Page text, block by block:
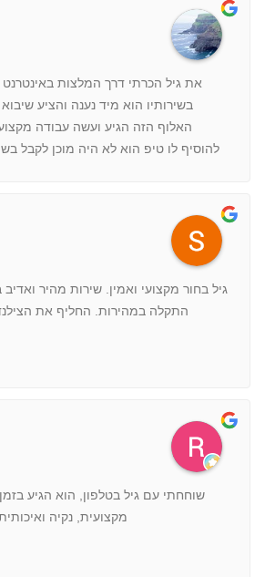
את גיל הכרתי דרך המלצות
בשירותיו הוא מיד נענה והציע
האלוף הזה הגיע ועשה עבודה
להוסיף לו טיפ הוא לא היה מוכן לקבל
שהתלבט עד עכשיו את מי
להתלבט רק את גיל המנעולן ואני
גיל בחור מקצועי ואמין. שירות מהיר
התקלה במהירות. החליף את
שוחחתי עם גיל בטלפון, הוא הגיע
מקצועית, נקיה